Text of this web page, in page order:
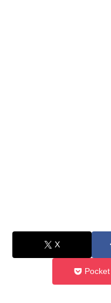
X
Pocket